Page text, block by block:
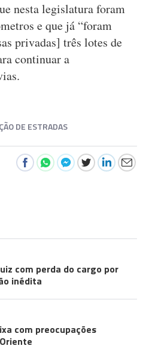
nesta legislatura foram
e que já “foram
privadas] três lotes de
continuar a
DE ESTRADAS
com perda do cargo por
inédita
com preocupações